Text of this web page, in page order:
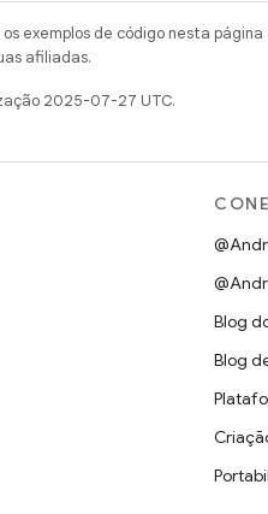
exemplos de código nesta
afiliadas.
2025-07-27 UTC.
Blog
Blog